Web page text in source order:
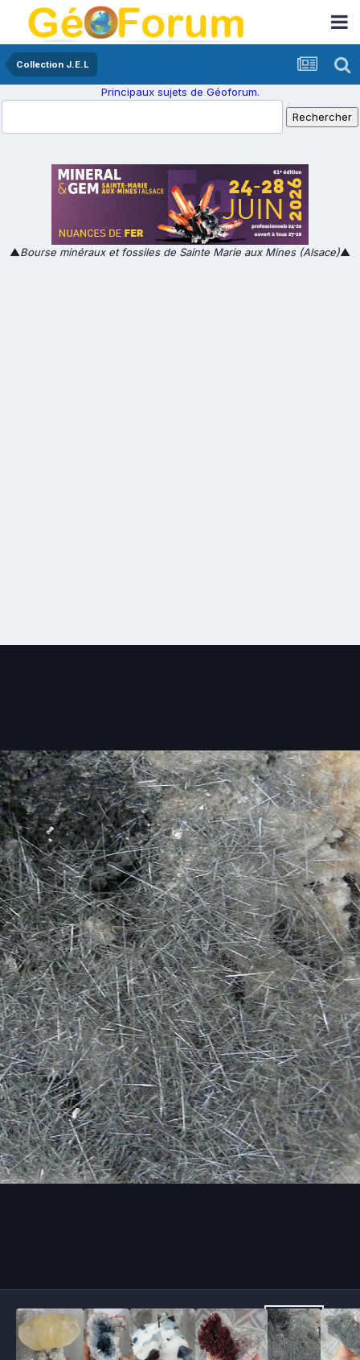
Collection J.E.L
Principaux sujets de Géoforum.
▲Bourse minéraux et fossiles de Sainte Marie aux Mines (Alsace)▲